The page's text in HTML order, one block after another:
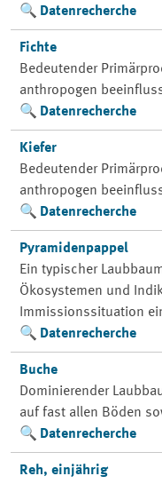
Datenrecherche
Fichte
Bedeutender
anthropogen
Datenrecherche
Kiefer
Bedeutender
anthropogen
Datenrecherche
Pyramidenpappel
Ein typischer
Ökosystemen und
Immissionssituation
Datenrecherche
Buche
Dominierender
auf fast allen Böden
Datenrecherche
Reh, einjährig